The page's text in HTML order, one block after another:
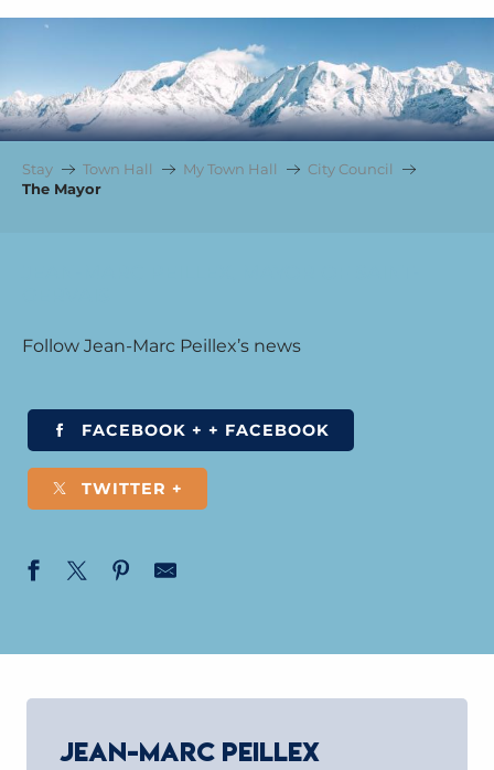
Stay Town Hall My Town Hall
City Council
The Mayor
Follow Jean-Marc Peillex’s news
FACEBOOK + + FACEBOOK
TWITTER +
JEAN-MARC PEILLEX